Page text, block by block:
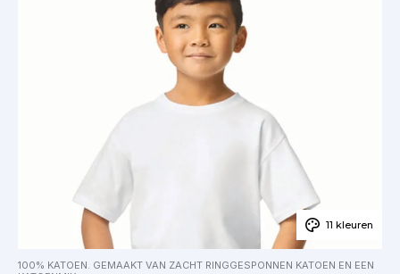
11 kleuren
100% KATOEN. GEMAAKT VAN ZACHT RINGGESPONNEN KATOEN EN EEN